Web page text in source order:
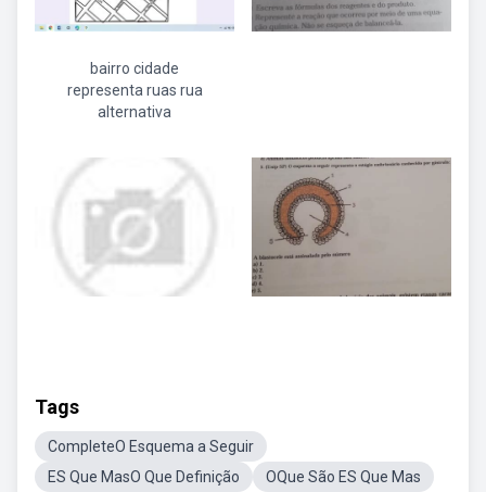
bairro cidade
representa ruas rua
alternativa
Tags
CompleteO Esquema a Seguir
ES Que MasO Que Definição
OQue São ES Que Mas